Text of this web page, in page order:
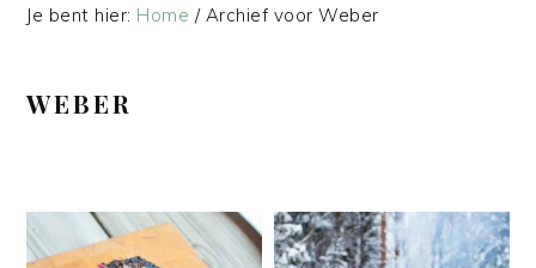
Je bent hier: Home /Archief voor Weber
WEBER